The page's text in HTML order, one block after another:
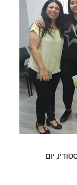
בסטודיו, יום